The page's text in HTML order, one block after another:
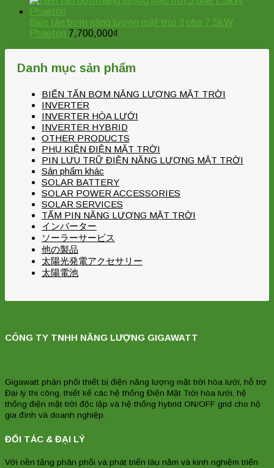
Biến tần bơm năng lượng mặt trời 3 pha 7.5kW
Phaeton 7,700,000₫
Danh mục sản phẩm
BIẾN TẤN BƠM NĂNG LƯỢNG MẶT TRỜI
INVERTER
INVERTER HÒA LƯỚI
INVERTER HYBRID
OTHER PRODUCTS
PHỤ KIỆN ĐIỆN MẶT TRỜI
PIN LƯU TRỮ ĐIỆN NĂNG LƯỢNG MẶT TRỜI
Sản phẩm khác
SOLAR BATTERY
SOLAR POWER ACCESSORIES
SOLAR SERVICES
TẤM PIN NĂNG LƯỢNG MẶT TRỜI
インバーター
ソーラーサービス
他の製品
太陽光発電アクセサリー
太陽電池
CÔNG TY TNHH NĂNG LƯỢNG GIGAWATT
Gigawatt phân phối thiết bị điện năng lượng mặt trời hòa lưới, hỗ trợ
Đại lý thi công, thiết kế các hệ thống Điện Mặt Trời hòa lưới, hệ
thống điện mặt trời độc lập và hệ thống hybrid ON/OFF grid cho hộ
gia đình và doanh nghiệp.
ĐỐI TÁC & ĐẠI LÝ
Với nền tảng phân phối và phát triển lâu năm và kinh nghiệm triển